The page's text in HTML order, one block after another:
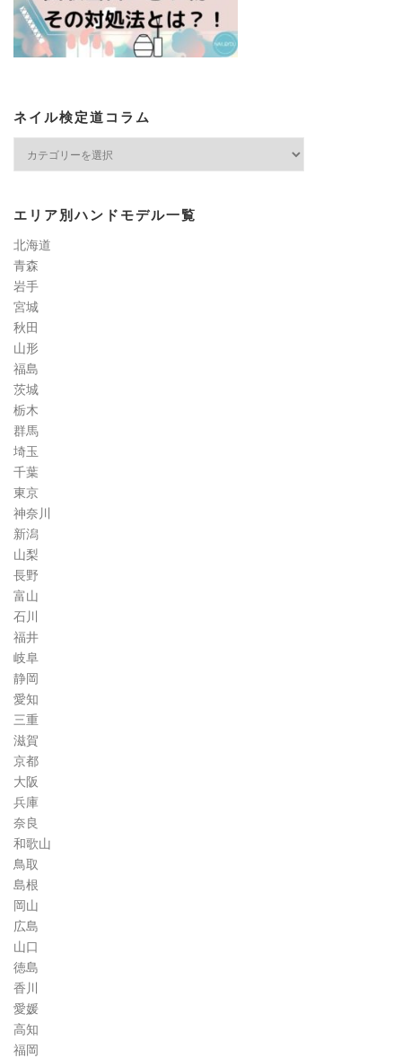
ネイル検定道コラム
定
コ
ラ
ム
エリア別ハンドモデル一覧
北海道
青森
岩手
宮城
秋田
山形
福島
茨城
栃木
群馬
埼玉
千葉
東京
神奈川
新潟
山梨
長野
富山
石川
福井
岐阜
静岡
愛知
三重
滋賀
京都
大阪
兵庫
奈良
和歌山
鳥取
島根
岡山
広島
山口
徳島
香川
愛媛
高知
福岡